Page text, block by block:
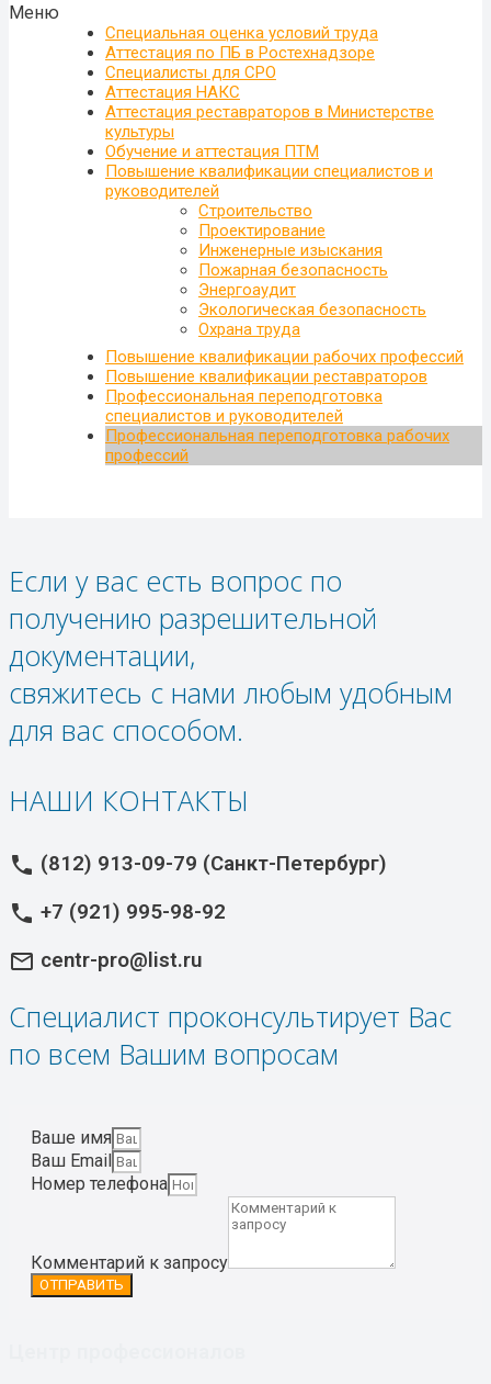
Меню
Специальная оценка условий труда
Аттестация по ПБ в Ростехнадзоре
Специалисты для СРО
Аттестация НАКС
Аттестация реставраторов в Министерстве
культуры
Обучение и аттестация ПТМ
Повышение квалификации специалистов и
руководителей
Строительство
Проектирование
Инженерные изыскания
Пожарная безопасность
Энергоаудит
Экологическая безопасность
Охрана труда
Повышение квалификации рабочих профессий
Повышение квалификации реставраторов
Профессиональная переподготовка
специалистов и руководителей
Профессиональная переподготовка рабочих
профессий
Если у вас есть вопрос по
получению разрешительной
документации,
свяжитесь с нами любым удобным
для вас способом.
НАШИ КОНТАКТЫ
phone (812) 913-09-79 (Санкт-Петербург)
phone +7 (921) 995-98-92
mail_outline centr-pro@list.ru
Специалист проконсультирует Вас
по всем Вашим вопросам
Ваше имя
Ваш Email
Номер телефона
Комментарий к запросу
ОТПРАВИТЬ